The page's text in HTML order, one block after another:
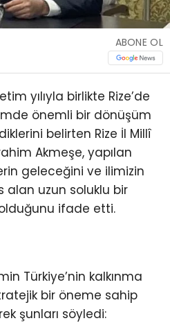
ABONE OL
yılıyla birlikte Rize’de
önemli bir dönüşüm
belirten Rize İl Millî
Akmeşe, yapılan
geleceğini ve ilimizin
alan uzun soluklu bir
ifade etti.
Türkiye’nin kalkınma
bir öneme sahip
şunları söyledi: